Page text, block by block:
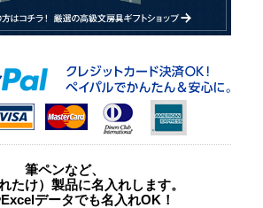
筆ペンなど、
たけ）製品に名入れします。
データでも名入れOK！